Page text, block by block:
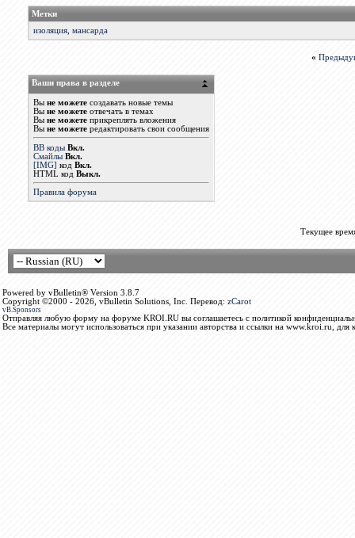
Метки
изоляция, мансарда
«
Ваши права в разделе
Вы не можетесоздавать новые темы
Вы не можетеотвечать в темах
Вы не можетеприкреплять вложения
Вы не можетередактировать свои сообщения
BB коды Вкл.
Смайлы Вкл.
[IMG] код Вкл.
HTML код Выкл.
Правила форума
Текущее
Powered by vBulletin® Version 3.8.7
Copyright ©2000 - 2026, vBulletin Solutions, Inc. Перевод: zCarot
vB.Sponsors
Отправляя любую форму на форуме KROI.RU вы соглашаетесь с политикой
Все материалы могут использоваться при указании авторства и ссылки на www.kroi.ru, для